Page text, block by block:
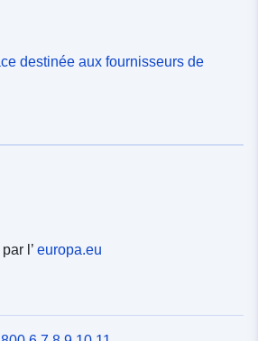
destinée aux fournisseurs de
l’ europa.eu